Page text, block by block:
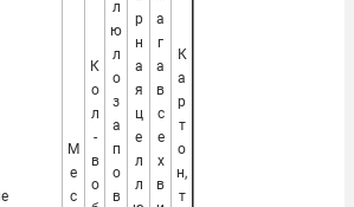
М
е
с
К
о
л
-
в
о
л
ю
л
о
з
а
п
о
в
р
н
а
я
ц
е
л
л
а
г
а
в
с
е
х
в
К
а
р
т
о
н,
т